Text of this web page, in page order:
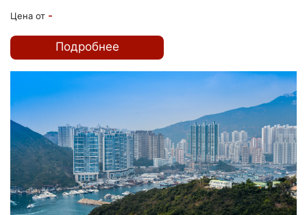
Цена от -
Подробнее